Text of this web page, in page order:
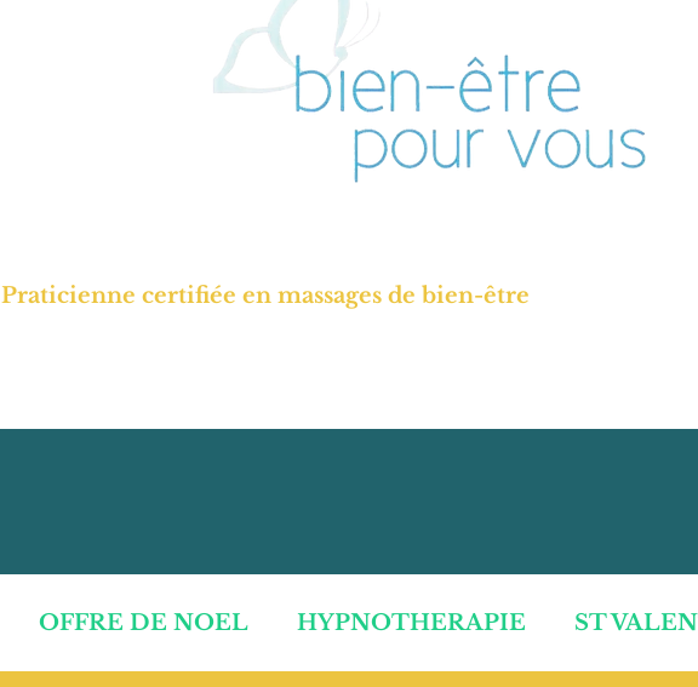
Praticienne certifiée en massages de bien-être
OFFRE DE NOEL HYPNOTHERAPIE ST